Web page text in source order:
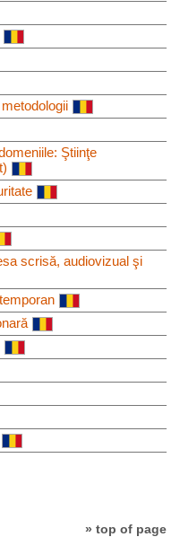
Ştiinţe
scrisă, audiovizual şi
» top of page